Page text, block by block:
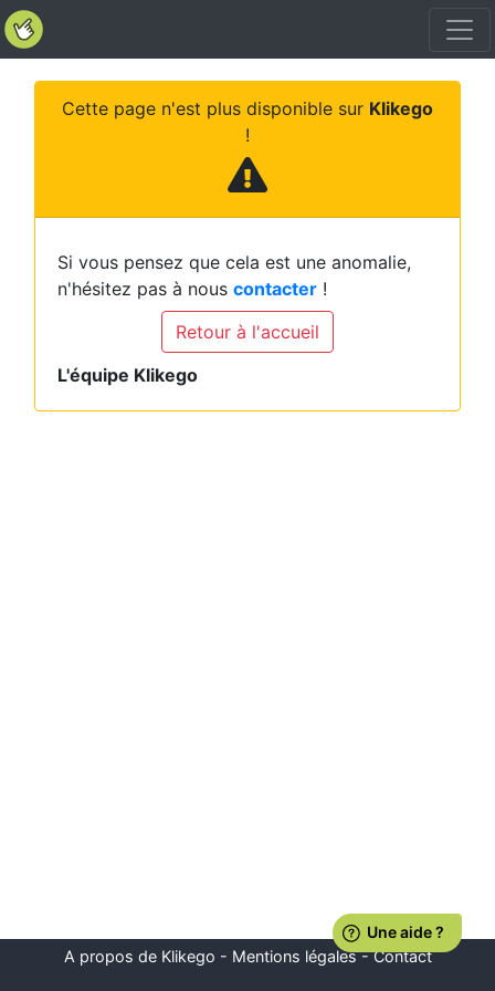
Cette page n'est plus disponible sur Klikego
!
Si vous pensez que cela est une anomalie,
n'hésitez pas à nous contacter !
Retour à l'accueil
L'équipe Klikego
A propos de Klikego - Mentions légales-Contact